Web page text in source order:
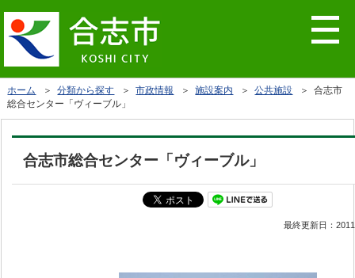
ホーム ＞分類から探す ＞市政情報 ＞施設案内 ＞公共施設 ＞ 合志市
総合センター「ヴィーブル」
合志市総合センター「ヴィーブル」
最終更新日：